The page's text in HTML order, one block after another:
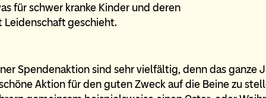
für schwer kranke Kinder und deren
geschieht.
Spendenaktion sind sehr vielfältig, denn das ganze
Aktion für den guten Zweck auf die Beine zu